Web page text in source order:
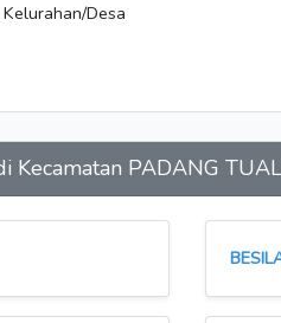
Desa
Kecamatan PADANG